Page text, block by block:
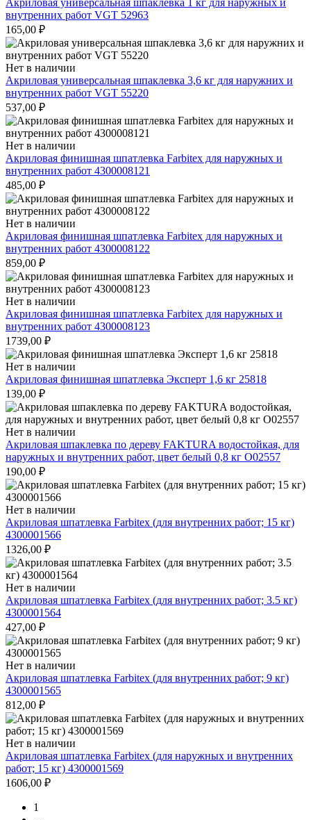
Акриловая универсальная шпаклевка 1 кг для наружных и
внутренних работ VGT 52963
165,00 ₽
Нет в наличии
Акриловая универсальная шпаклевка 3,6 кг для наружних и
внутренних работ VGT 55220
537,00 ₽
Нет в наличии
Акриловая финишная шпатлевка Farbitex для наружных и
внутренних работ 4300008121
485,00 ₽
Нет в наличии
Акриловая финишная шпатлевка Farbitex для наружных и
внутренних работ 4300008122
859,00 ₽
Нет в наличии
Акриловая финишная шпатлевка Farbitex для наружных и
внутренних работ 4300008123
1739,00 ₽
Нет в наличии
Акриловая финишная шпатлевка Эксперт 1,6 кг 25818
139,00 ₽
Нет в наличии
Акриловая шпаклевка по дереву FAKTURA водостойкая, для
наружных и внутренних работ, цвет белый 0,8 кг О02557
190,00 ₽
Нет в наличии
Акриловая шпатлевка Farbitex (для внутренних работ; 15 кг)
4300001566
1326,00 ₽
Нет в наличии
Акриловая шпатлевка Farbitex (для внутренних работ; 3.5 кг)
4300001564
427,00 ₽
Нет в наличии
Акриловая шпатлевка Farbitex (для внутренних работ; 9 кг)
4300001565
812,00 ₽
Нет в наличии
Акриловая шпатлевка Farbitex (для наружных и внутренних
работ; 15 кг) 4300001569
1606,00 ₽
1